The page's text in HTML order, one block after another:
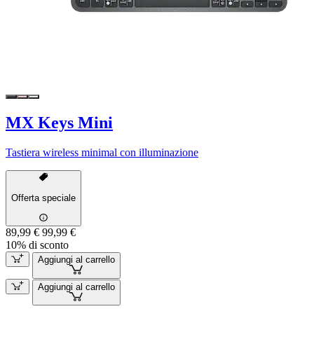
MX Keys Mini
Tastiera wireless minimal con illuminazione
Offerta speciale
89,99 € 99,99 €
10% di sconto
Aggiungi al carrello
Aggiungi al carrello